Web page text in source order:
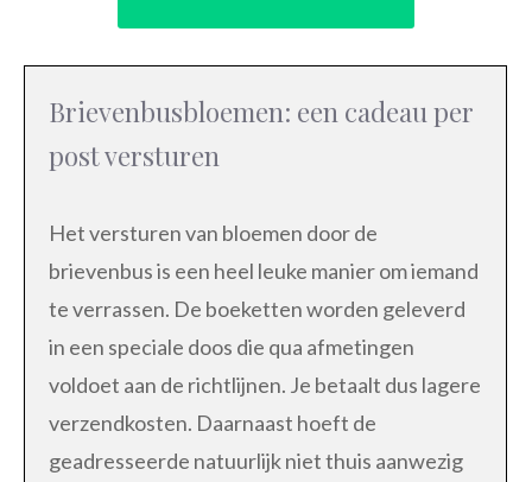
Brievenbusbloemen: een cadeau per
post versturen
Het versturen van bloemen door de
brievenbus is een heel leuke manier om iemand
te verrassen. De boeketten worden geleverd
in een speciale doos die qua afmetingen
voldoet aan de richtlijnen. Je betaalt dus lagere
verzendkosten. Daarnaast hoeft de
geadresseerde natuurlijk niet thuis aanwezig